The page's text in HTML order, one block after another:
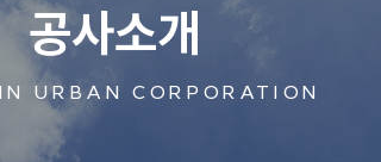
공사소개
URBAN CORPORATION